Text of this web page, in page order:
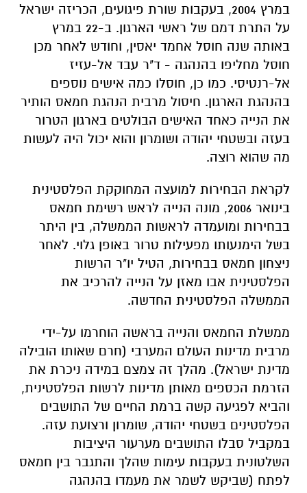
במרץ 2004, בעקבות שורת פיגועים, הכריזה ישראל
על התרת דמם של ראשי הארגון. ב-22 במרץ
באותה שנה חוסל אחמד יאסין, וחודש לאחר מכן
חוסל מחליפו בהנהגה - ד"ר עבד אל-עזיז
אל-רנטיסי. כמו כן, חוסלו כמה אישים נוספים
בהנהגת הארגון. חיסול מרבית הנהגת חמאס הותיר
את הנייה כאחד האישים הבולטים בארגון הטרור
בעזה ובשטחי יהודה ושומרון והוא יכול היה לעשות
מה שהוא רוצה.
לקראת הבחירות למועצה המחוקקת הפלסטינית
בינואר 2006, מונה הנייה לראש רשימת חמאס
בבחירות ומועמדה לראשות הממשלה, בין היתר
בשל הימנעותו מפעילות טרור באופן גלוי. לאחר
ניצחון חמאס בבחירות, הטיל יו"ר הרשות
הפלסטינית אבו מאזן על הנייה להרכיב את
הממשלה הפלסטינית החדשה.
ממשלת החמאס והנייה בראשה הוחרמו על-ידי
מרבית מדינות העולם המערבי (חרם שאותו הובילה
מדינת ישראל). מהלך זה צמצם במידה ניכרת את
הזרמת הכספים מאותן מדינות לרשות הפלסטינית,
והביא לפגיעה קשה ברמת החיים של התושבים
הפלסטינים בשטחי יהודה, שומרון ורצועת עזה.
במקביל סבלו התושבים מערעור היציבות
השלטונית בעקבות עימות שהלך והתגבר בין חמאס
לפתח (שביקש לשמר את מעמדו בהנהגה